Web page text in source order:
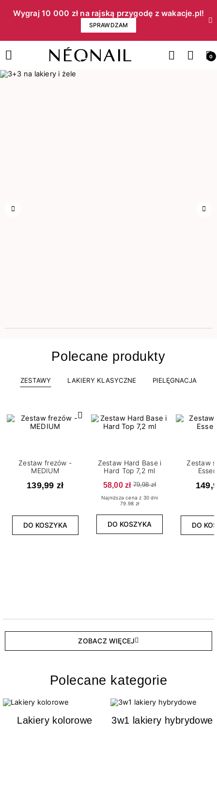
Wygraj 10 000 zł na rajską przygodę z wakacje.pl!​
SPRAWDZAM
0
Polecane produkty
ZESTAWY LAKIERY KLASYCZNE PIELĘGNACJA
Zestaw frezów -
MEDIUM
139,99 zł
DO KOSZYKA
Zestaw Hard Base i
Hard Top 7,2 ml
58,00 zł 79,98 zł
Najniższa cena z 30 dni
79.98 zł
DO KOSZYKA
Zestaw
DO
ZOBACZ WIĘCEJ
Polecane kategorie
Lakiery kolorowe 3w1 lakiery hybrydowe